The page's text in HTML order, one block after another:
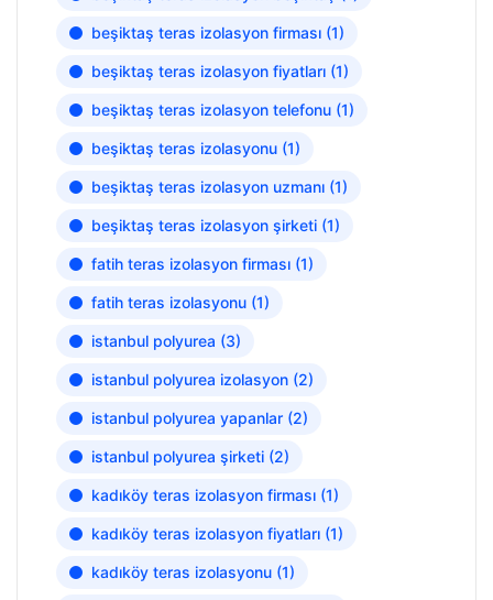
beşiktaş teras izolasyon firması (1)
beşiktaş teras izolasyon fiyatları (1)
beşiktaş teras izolasyon telefonu (1)
beşiktaş teras izolasyonu (1)
beşiktaş teras izolasyon uzmanı (1)
beşiktaş teras izolasyon şirketi (1)
fatih teras izolasyon firması (1)
fatih teras izolasyonu (1)
istanbul polyurea (3)
istanbul polyurea izolasyon (2)
istanbul polyurea yapanlar (2)
istanbul polyurea şirketi (2)
kadıköy teras izolasyon firması (1)
kadıköy teras izolasyon fiyatları (1)
kadıköy teras izolasyonu (1)